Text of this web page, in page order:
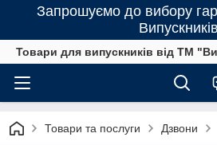
Запрошуємо до вибору
Випускників
Товари для випускників від ТМ
Товари та послуги Дзвони